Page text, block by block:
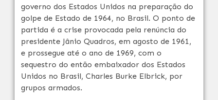
governo dos Estados Unidos na preparação do
golpe de Estado de 1964, no Brasil. O ponto de
partida é a crise provocada pela renúncia do
presidente Jânio Quadros, em agosto de 1961,
e prossegue até o ano de 1969, com o
sequestro do então embaixador dos Estados
Unidos no Brasil, Charles Burke Elbrick, por
grupos armados.